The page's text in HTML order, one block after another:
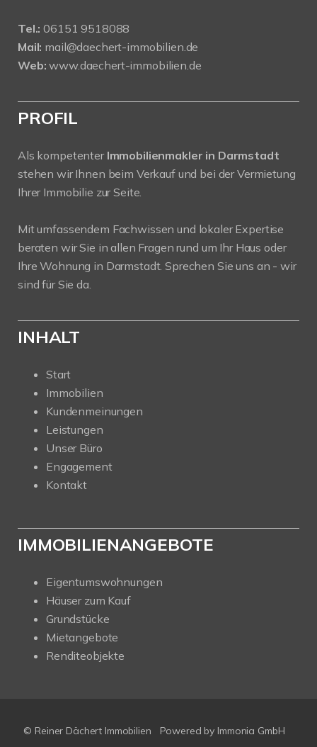
Tel.: 06151 9518088
Mail: mail@daechert-immobilien.de
Web: www.daechert-immobilien.de
PROFIL
Als kompetenter Immobilienmakler in Darmstadt
stehen wir Ihnen beim Verkauf und bei der Vermietung
Ihrer Immobilie zur Seite.
Mit umfassendem Fachwissen und lokaler Expertise
beraten wir Sie in allen Fragen rund um Ihr Haus oder
Ihre Wohnung in Darmstadt. Sprechen Sie uns an - wir
sind für Sie da.
INHALT
Start
Immobilien
Kundenmeinungen
Leistungen
Unser Büro
Engagement
Kontakt
IMMOBILIENANGEBOTE
Eigentumswohnungen
Häuser zum Kauf
Grundstücke
Mietangebote
Renditeobjekte
© Reiner Dächert Immobilien Powered by Immonia GmbH